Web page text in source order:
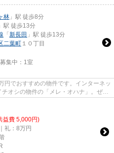
林 」駅 徒歩8分
」駅 徒歩13分
「 新長田 」駅 徒歩13分
二葉町 １０丁目
集中： 1室
円でおすすめの物件です。インターネッ
オシの物件の「メレ・オハナ」。ぜひ
益費 5,000円)
礼：8万円